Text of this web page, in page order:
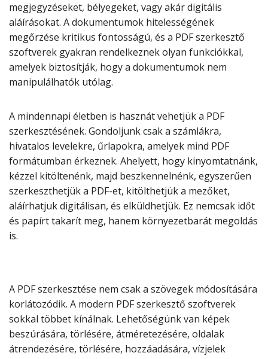
megjegyzéseket, bélyegeket, vagy akár digitális
aláírásokat. A dokumentumok hitelességének
megőrzése kritikus fontosságú, és a PDF szerkesztő
szoftverek gyakran rendelkeznek olyan funkciókkal,
amelyek biztosítják, hogy a dokumentumok nem
manipulálhatók utólag.
A mindennapi életben is hasznát vehetjük a PDF
szerkesztésének. Gondoljunk csak a számlákra,
hivatalos levelekre, űrlapokra, amelyek mind PDF
formátumban érkeznek. Ahelyett, hogy kinyomtatnánk,
kézzel kitöltenénk, majd beszkennelnénk, egyszerűen
szerkeszthetjük a PDF-et, kitölthetjük a mezőket,
aláírhatjuk digitálisan, és elküldhetjük. Ez nemcsak időt
és papírt takarít meg, hanem környezetbarát megoldás
is.
A PDF szerkesztése nem csak a szövegek módosítására
korlátozódik. A modern PDF szerkesztő szoftverek
sokkal többet kínálnak. Lehetőségünk van képek
beszúrására, törlésére, átméretezésére, oldalak
átrendezésére, törlésére, hozzáadására, vízjelek